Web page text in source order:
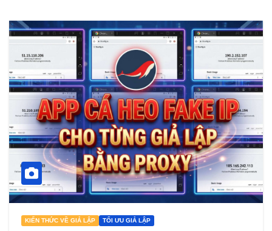
KIẾN THỨC VỀ GIẢ LẬP TỐI ƯU GIẢ LẬP